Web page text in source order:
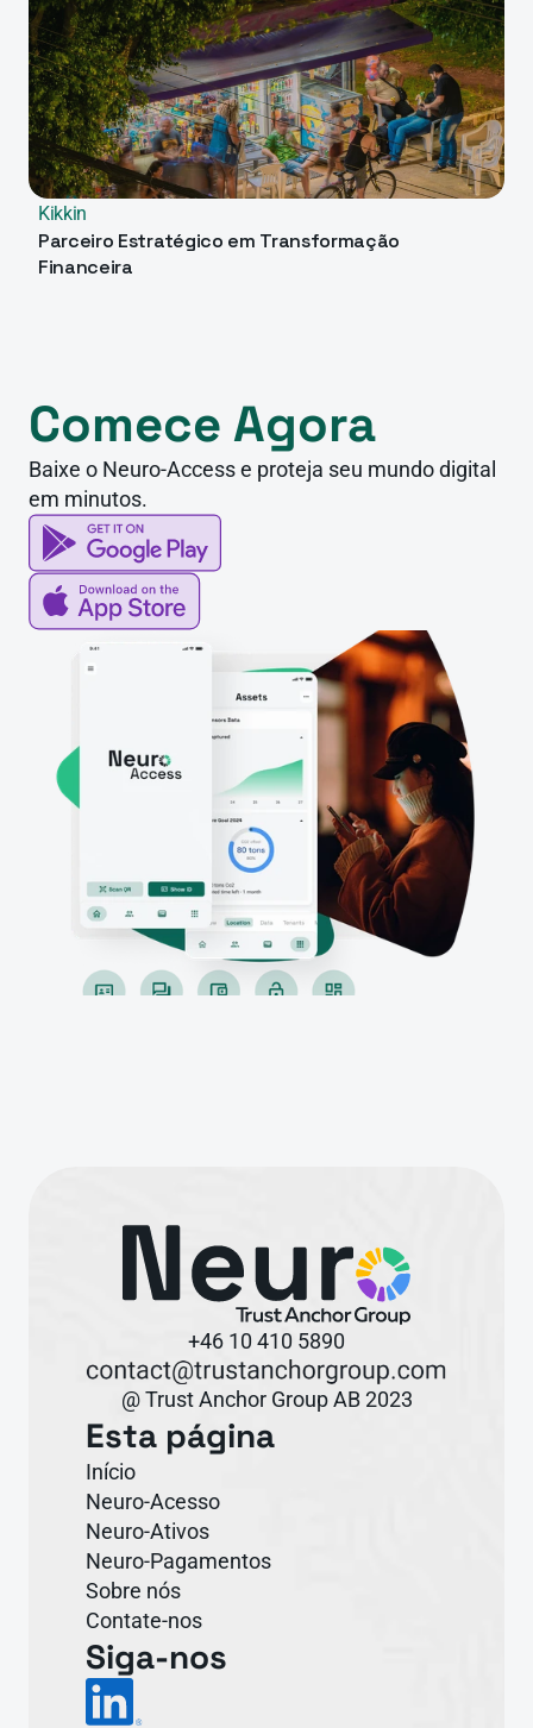
Kikkin
Parceiro Estratégico em Transformação
Financeira
Comece Agora
Baixe o Neuro-Access e proteja seu mundo digital
em minutos.
+46 10 410 5890
@ Trust Anchor Group AB 2023
Esta página
Início
Neuro-Acesso
Neuro-Ativos
Neuro-Pagamentos
Sobre nós
Contate-nos
Siga-nos